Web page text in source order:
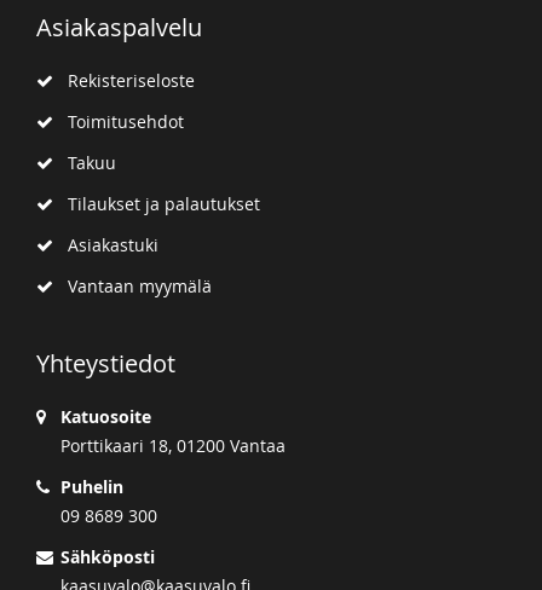
Asiakaspalvelu
Rekisteriseloste
Toimitusehdot
Takuu
Tilaukset ja palautukset
Asiakastuki
Vantaan myymälä
Yhteystiedot
Katuosoite
Porttikaari 18, 01200 Vantaa
Puhelin
09 8689 300
Sähköposti